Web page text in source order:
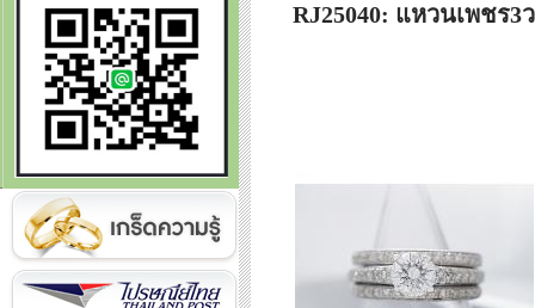
RJ25040: แหวนเพชร